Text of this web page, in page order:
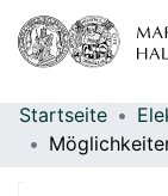
Bereiche &
Startseite